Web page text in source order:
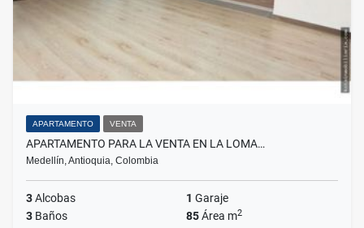
APARTAMENTO VENTA
APARTAMENTO PARA LA VENTA EN LA LOMA…
Medellín, Antioquia, Colombia
3Alcobas 1 Garaje
3 Baños 85Área m2